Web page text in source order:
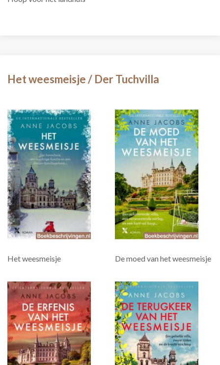
Het weesmeisje / Der Tuchvilla
Het weesmeisje De moed van het weesmeisje